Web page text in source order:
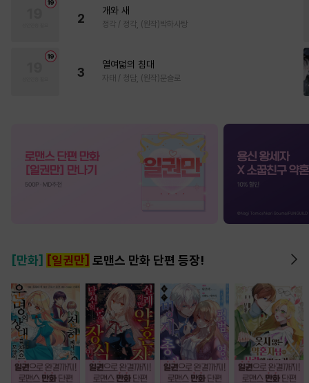
2
개와 새
정각 / 정각, (원작)박하사탕
3
열여덟의 침대
자태 / 청담, (원작)문슬로
[만화] [일권만] 로맨스 만화 단편 등장!